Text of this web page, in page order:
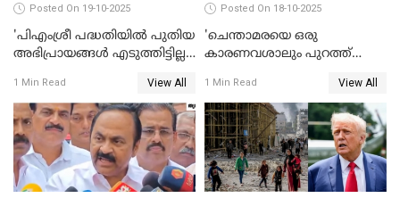
Posted On 19-10-2025
'പിഎംശ്രീ പദ്ധതിയില്‍ പുതിയ
അഭിപ്രായങ്ങള്‍ എടുത്തിട്ടില്ല';
1 Min Read View All
Posted On 18-10-2025
'ചെന്താമരയെ ഒരു
കാരണവശാലും പുറത്ത്
തങ്ങള്‍ക്ക് ഭയമാണ്';
സജിതയുടെ പെണ്‍മക്കള്‍
WATCH VIDEO
1 Min Read View All